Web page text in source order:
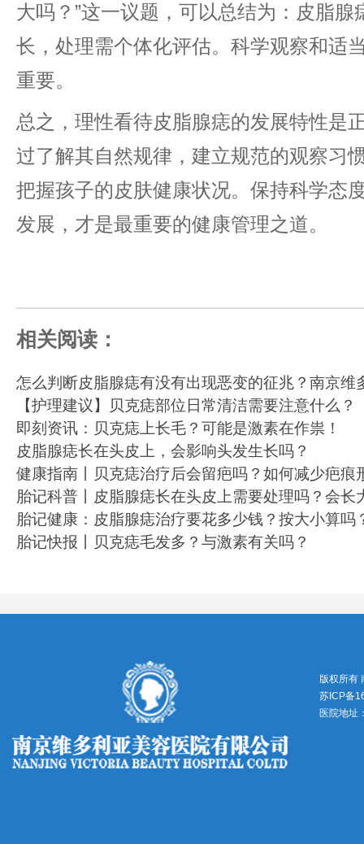
大吗？”这一议题，可以总结为：皮脂腺
长，处理需个体化评估。科学观察和适
重要。
总之，理性看待皮脂腺痣的发展特性是
过了解其自然规律，建立规范的观察习
把握孩子的皮肤健康状况。保持科学态
发展，才是最重要的健康管理之道。
相关阅读：
怎么判断皮脂腺痣有没有出现恶变的征兆？南京维
【护理建议】贝克痣部位日常清洁需要注意什么？
即刻资讯：贝克痣上长毛？可能是激素在作祟！
皮脂腺痣长在头皮上，会影响头发生长吗？
健康指南丨贝克痣治疗后会留疤吗？如何减少疤痕
胎记科普丨皮脂腺痣长在头皮上需要处理吗？会长
胎记健康：皮脂腺痣治疗要花多少钱？按大小算吗
胎记快报丨贝克痣毛发多？与激素有关吗？
版权所有
苏ICP备
医院地址